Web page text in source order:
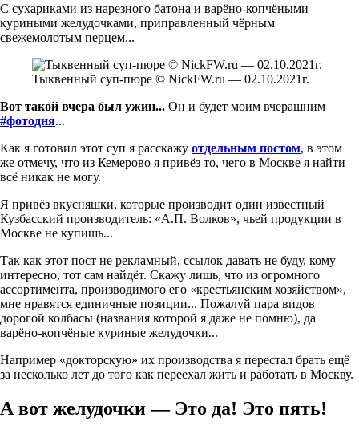
С сухариками из нарезного батона и варёно-копчёными
куриными желудочками, приправленный чёрным
свежемолотым перцем...
Тыквенный суп-пюре © NickFW.ru — 02.10.2021г.
Вот такой вчера был ужин... Он и будет моим вчерашним
#фотодня...
Как я готовил этот суп я расскажу отдельным постом, в этом
же отмечу, что из Кемерово я привёз то, чего в Москве я найти
всё никак не могу.
Я привёз вкусняшки, которые производит один известный
Кузбасский производитель: «А.П. Волков», чьей продукции в
Москве не купишь...
Так как этот пост не рекламный, ссылок давать не буду, кому
интересно, тот сам найдёт. Скажу лишь, что из огромного
ассортимента, производимого его «крестьянским хозяйством»,
мне нравятся единичные позиции... Пожалуй пара видов
дорогой колбасы (названия которой я даже не помню), да
варёно-копчёные куриные желудочки...
Например «докторскую» их производства я перестал брать ещё
за несколько лет до того как переехал жить и работать в Москву.
А вот желудочки — Это да! Это пять!